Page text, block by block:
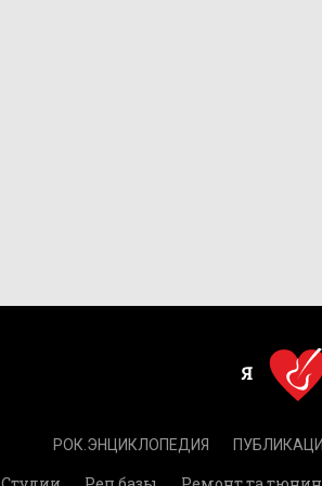
РОК.ЭНЦИКЛОПЕДИЯ